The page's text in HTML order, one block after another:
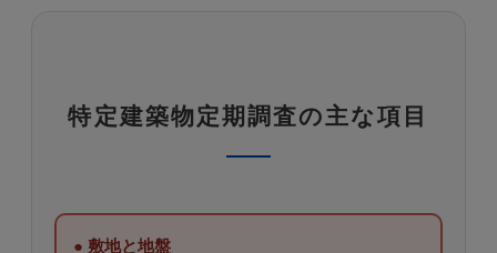
特定建築物定期調査の主な項目
● 敷地と地盤